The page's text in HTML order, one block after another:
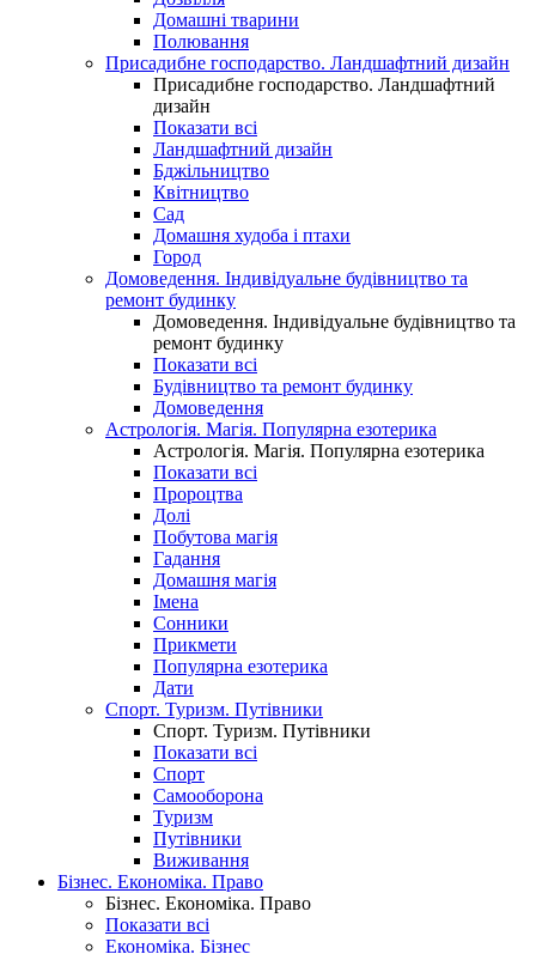
Домашні тварини
Полювання
Присадибне господарство. Ландшафтний дизайн
Присадибне господарство. Ландшафтний
дизайн
Показати всі
Ландшафтний дизайн
Бджільництво
Квітництво
Сад
Домашня худоба і птахи
Город
Домоведення. Індивідуальне будівництво та
ремонт будинку
Домоведення. Індивідуальне будівництво та
ремонт будинку
Показати всі
Будівництво та ремонт будинку
Домоведення
Астрологія. Магія. Популярна езотерика
Астрологія. Магія. Популярна езотерика
Показати всі
Пророцтва
Долі
Побутова магія
Гадання
Домашня магія
Імена
Сонники
Прикмети
Популярна езотерика
Дати
Спорт. Туризм. Путівники
Спорт. Туризм. Путівники
Показати всі
Спорт
Самооборона
Туризм
Путівники
Виживання
Бізнес. Економіка. Право
Бізнес. Економіка. Право
Показати всі
Економіка. Бізнес